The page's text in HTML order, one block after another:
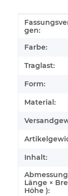
Wert
gen:
Farbe:
Traglast:
Form:
Material:
Inhalt:
Länge ×
Höhe ):